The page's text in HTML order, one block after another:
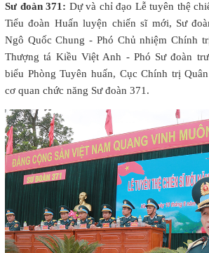
Sư đoàn 371: Dự và chỉ đạo Lễ tuyên thệ
Tiểu đoàn Huấn luyện chiến sĩ mới, Sư
Ngô Quốc Chung - Phó Chủ nhiệm Chính
Thượng tá Kiều Việt Anh - Phó Sư đoàn
biểu Phòng Tuyên huấn, Cục Chính trị
cơ quan chức năng Sư đoàn 371.